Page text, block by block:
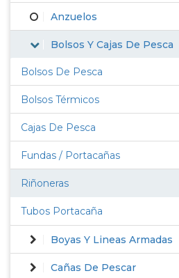
Anzuelos
Bolsos Y Cajas De Pesca
Bolsos De Pesca
Bolsos Térmicos
Cajas De Pesca
Fundas / Portacañas
Riñoneras
Tubos Portacaña
Boyas Y Lineas Armadas
Cañas De Pescar